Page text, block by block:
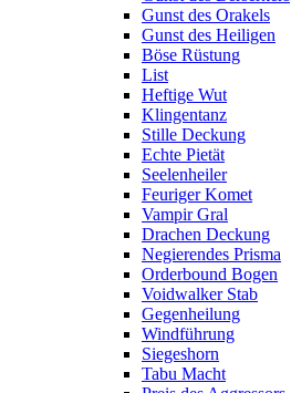
Gunst des Orakels
Gunst des Heiligen
Böse Rüstung
List
Heftige Wut
Klingentanz
Stille Deckung
Echte Pietät
Seelenheiler
Feuriger Komet
Vampir Gral
Drachen Deckung
Negierendes Prisma
Orderbound Bogen
Voidwalker Stab
Gegenheilung
Windführung
Siegeshorn
Tabu Macht